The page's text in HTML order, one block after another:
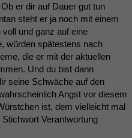
er dir auf Dauer gut tun
steht er ja noch mit einem
und ganz auf eine
würden spätestens nach
die er mit der aktuellen
Und du bist dann
seine Schwäche auf den
Angst vor diesem
ist, dem vielleicht mal
Verantwortung